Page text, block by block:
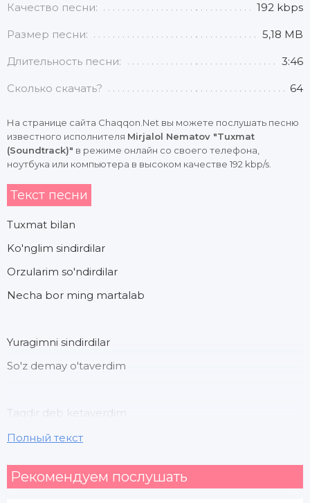
Качество песни: 192 kbps
Размер песни: 5,18 MB
Длительность песни: 3:46
Сколько скачать? 64
На странице сайта Chaqqon.Net вы можете послушать песню
известного исполнителя Mirjalol Nematov "Tuxmat
(Soundtrack)" в режиме онлайн со своего телефона,
ноутбука или компьютера в высоком качестве 192 kbp/s.
Текст песни
Tuxmat bilan
Ko'nglim sindirdilar
Orzularim so'ndirdilar
Necha bor ming martalab
Yuragimni sindirdilar
So'z demay o'taverdim
Taqdir deb ketaverdim
Dardlarimni yutaverdim
Yuragimni sindirdilar
Полный текст
Рекомендуем послушать